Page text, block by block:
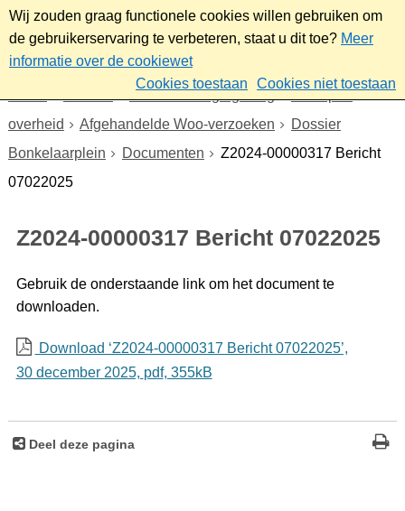
Wij zouden graag functionele cookies willen gebruiken om
de gebruikerservaring te verbeteren, staat u dit toe? Meer
informatie over de cookiewet
Cookies toestaan
Cookies niet toestaan
Beleid- en regelgeving
Wet open
overheid
Afgehandelde Woo-verzoeken
Dossier
Bonkelaarplein
Documenten
Z2024-00000317 Bericht
07022025
Z2024-00000317 Bericht 07022025
Gebruik de onderstaande link om het document te
downloaden.
Download ‘Z2024-00000317 Bericht 07022025’,
30 december 2025, pdf, 355kB
Deel deze pagina